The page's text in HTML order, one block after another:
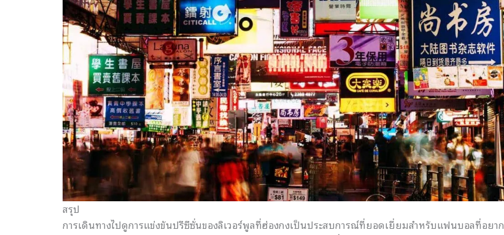
สรุป
การเดินทางไปดูการแข่งขันปรีซีซั่นของลิเวอร์พูลที่ฮ่องกงเป็นประสบการณ์ที่ยอดเยี่ยมสำหรับแฟนบอลที่อยาก